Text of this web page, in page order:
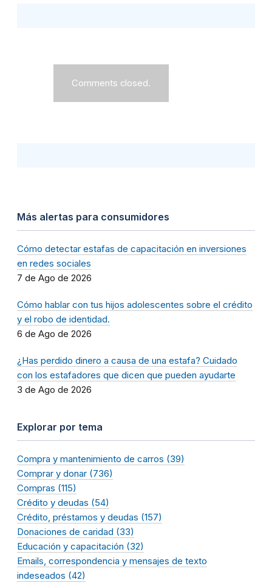
Comments closed.
Más alertas para consumidores
Cómo detectar estafas de capacitación en inversiones
en redes sociales
7 de Ago de 2026
Cómo hablar con tus hijos adolescentes sobre el crédito
y el robo de identidad.
6 de Ago de 2026
¿Has perdido dinero a causa de una estafa? Cuidado
con los estafadores que dicen que pueden ayudarte
3 de Ago de 2026
Explorar por tema
Compra y mantenimiento de carros (39)
Comprar y donar (736)
Compras (115)
Crédito y deudas (54)
Crédito, préstamos y deudas (157)
Donaciones de caridad (33)
Educación y capacitación (32)
Emails, correspondencia y mensajes de texto
indeseados (42)